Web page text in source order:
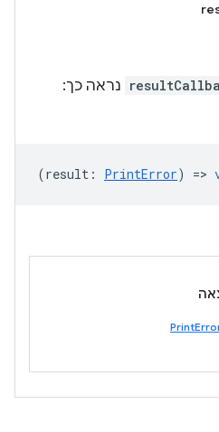
נראה כך:
(result : PrintError) =>